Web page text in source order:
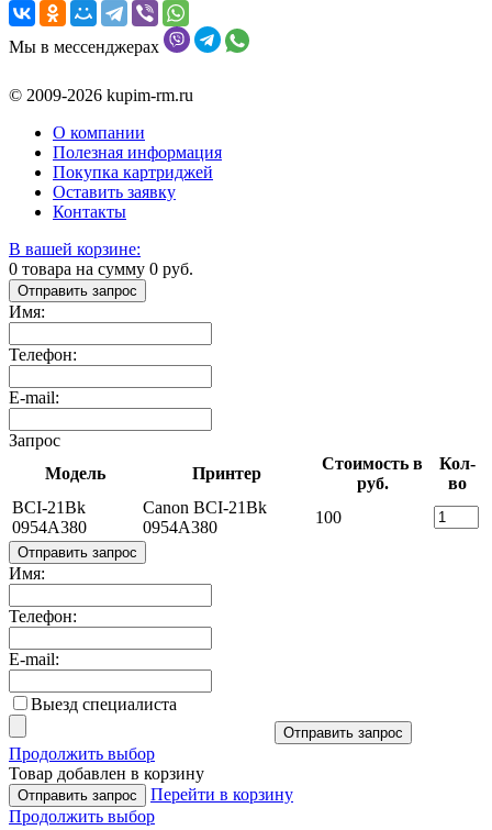
Мы в мессенджерах
© 2009-2026 kupim-rm.ru
О компании
Полезная информация
Покупка картриджей
Оставить заявку
Контакты
В вашей корзине:
0 товара на сумму 0 руб.
Отправить запрос
Имя:
Телефон:
E-mail:
Запрос
Модель
Принтер
Стоимость в
руб.
Кол-
во
BCI-21Bk
0954A380
Canon BCI-21Bk
0954A380
100
Отправить запрос
Имя:
Телефон:
E-mail:
Выезд специалиста
Отправить запрос
Продолжить выбор
Товар добавлен в корзину
Отправить запрос
Перейти в корзину
Продолжить выбор